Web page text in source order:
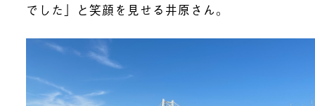
でした」と笑顔を見せる井原さん。